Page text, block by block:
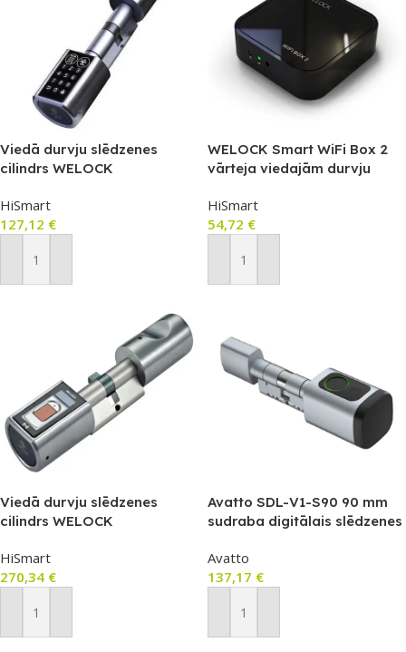
Viedā durvju slēdzenes
cilindrs WELOCK
HiSmart
127,12 €
Pievienot Grozam
WELOCK Smart WiFi Box 2
vārteja viedajām durvju
HiSmart
54,72 €
Pievienot Grozam
Viedā durvju slēdzenes
cilindrs WELOCK
HiSmart
270,34 €
Pievienot Grozam
Avatto SDL-V1-S90 90 mm
sudraba digitālais slēdzenes
Avatto
137,17 €
Pievienot Grozam